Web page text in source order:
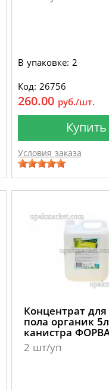
В упаковке: 2
Код: 26756
260.00 руб./шт.
Купить
Условия заказа
Концентрат
пола органик 5л
канистра
2 шт/уп